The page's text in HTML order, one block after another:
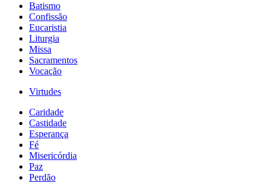
Batismo
Confissão
Eucaristia
Liturgia
Missa
Sacramentos
Vocação
Virtudes
Caridade
Castidade
Esperança
Fé
Misericórdia
Paz
Perdão